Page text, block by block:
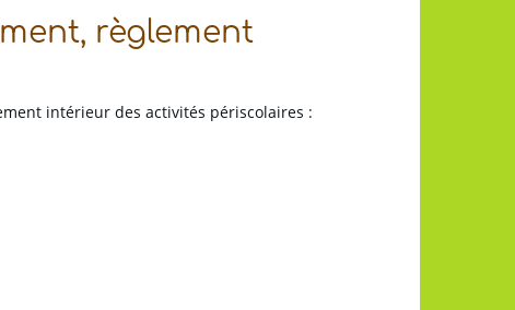
règlement
intérieur des activités périscolaires :